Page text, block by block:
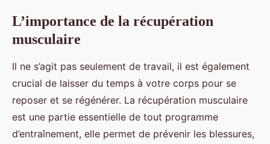
L’importance de la récupération
musculaire
Il ne s’agit pas seulement de travail, il est également
crucial de laisser du temps à votre corps pour se
reposer et se régénérer. La récupération musculaire
est une partie essentielle de tout programme
d’entraînement, elle permet de prévenir les blessures,